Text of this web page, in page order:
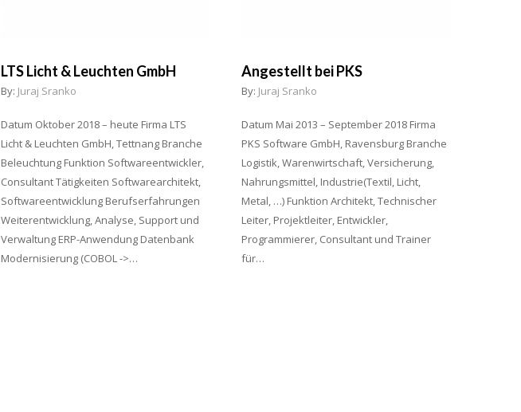
LTS Licht & Leuchten GmbH
By: Juraj Sranko
Datum Oktober 2018 – heute Firma LTS
Licht & Leuchten GmbH, Tettnang Branche
Beleuchtung Funktion Softwareentwickler,
Consultant Tätigkeiten Softwarearchitekt,
Softwareentwicklung Berufserfahrungen
Weiterentwicklung, Analyse, Support und
Verwaltung ERP-Anwendung Datenbank
Modernisierung (COBOL ->…
Angestellt bei PKS
By: Juraj Sranko
Datum Mai 2013 – September 2018 Firma
PKS Software GmbH, Ravensburg Branche
Logistik, Warenwirtschaft, Versicherung,
Nahrungsmittel, Industrie(Textil, Licht,
Metal, …) Funktion Architekt, Technischer
Leiter, Projektleiter, Entwickler,
Programmierer, Consultant und Trainer
für…